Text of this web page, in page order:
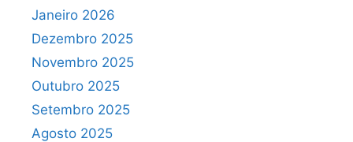
Janeiro 2026
Dezembro 2025
Novembro 2025
Outubro 2025
Setembro 2025
Agosto 2025